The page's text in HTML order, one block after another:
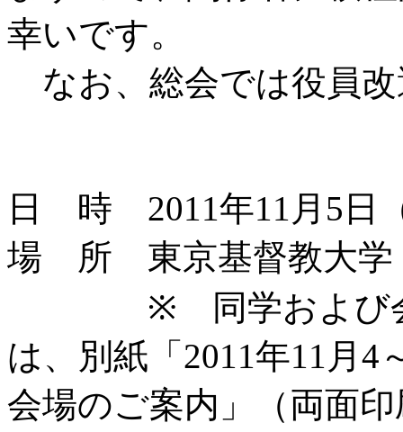
幸いです。
なお、総会では役員
日 時 2011年11月5日
場 所 東京基督教大学
※ 同学および会場
は、別紙「2011年11
会場のご案内」（両面